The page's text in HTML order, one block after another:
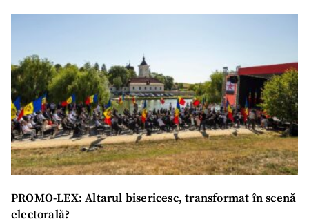
in English
PROMO-LEX: Altarul bisericesc, transformat în scenă
electorală?